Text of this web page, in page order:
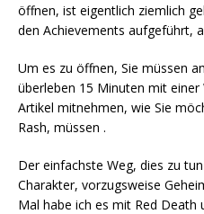
öffnen, ist eigentlich ziemlich
den Achievements aufgeführt,
Um es zu öffnen, Sie müssen
überleben 15 Minuten mit einer
Artikel mitnehmen, wie Sie
Rash, müssen .
Der einfachste Weg, dies zu
Charakter, vorzugsweise
Mal habe ich es mit Red Death